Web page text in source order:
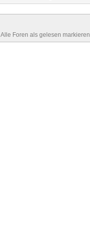
Alle Foren als gelesen markieren